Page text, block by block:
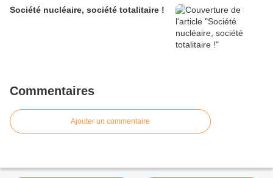
Société nucléaire, société totalitaire !
Commentaires
Ajouter un commentaire